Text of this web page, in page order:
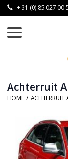
+ 31 (0) 85 027 00
Achterruit
HOME /